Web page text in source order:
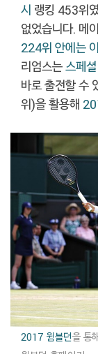
시 랭킹 453위
없었습니다. 메
224위 안에는
리엄스는스페
바로 출전할 수
위)을 활용해
2017 윔블던을 통